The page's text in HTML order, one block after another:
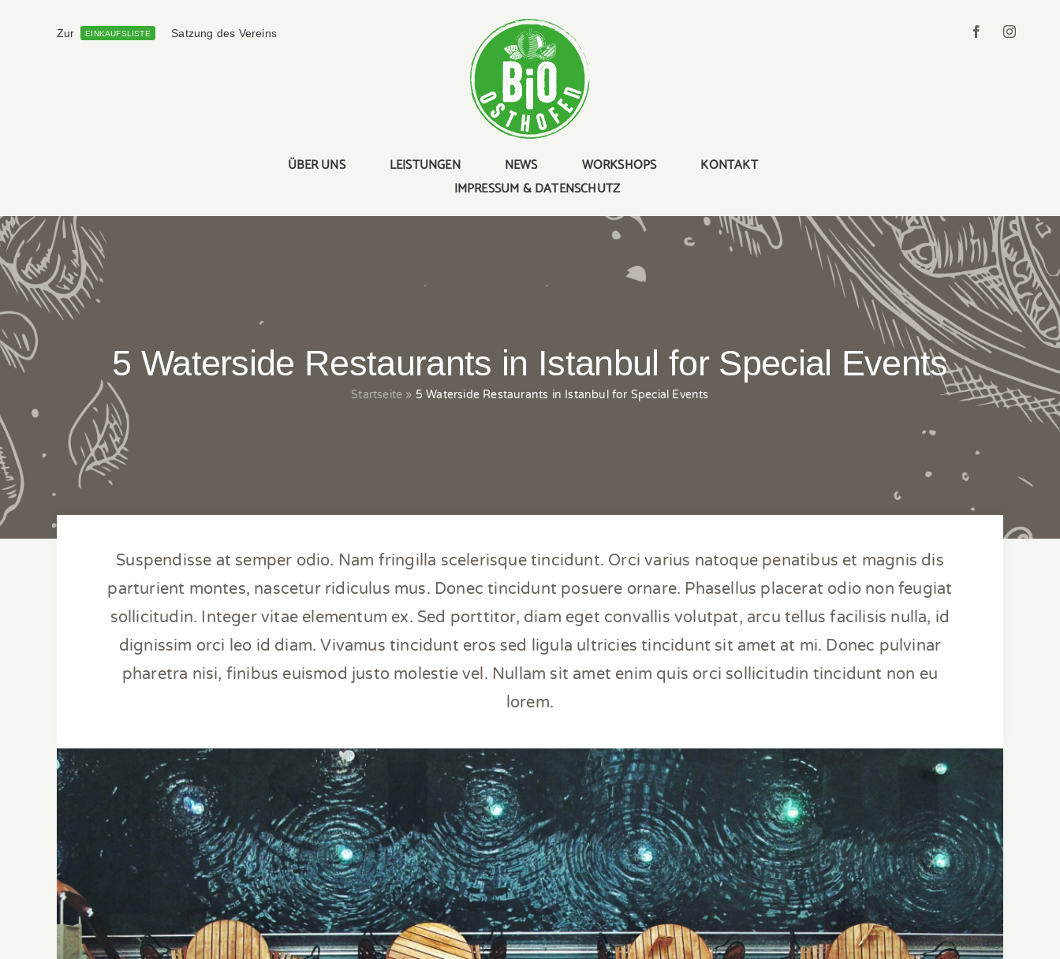
Zur EINKAUFSLISTE Satzung des Vereins
ÜBER UNS LEISTUNGEN NEWS WORKSHOPS
KONTAKT
IMPRESSUM & DATENSCHUTZ
5 Waterside Restaurants in Istanbul for Special Events
Startseite » 5 Waterside Restaurants in Istanbul for Special Events
Suspendisse at semper odio. Nam fringilla scelerisque tincidunt. Orci varius natoque penatibus et magnis dis
parturient montes, nascetur ridiculus mus. Donec tincidunt posuere ornare. Phasellus placerat odio non feugiat
sollicitudin. Integer vitae elementum ex. Sed porttitor, diam eget convallis volutpat, arcu tellus facilisis nulla, id
dignissim orci leo id diam. Vivamus tincidunt eros sed ligula ultricies tincidunt sit amet at mi. Donec pulvinar
pharetra nisi, finibus euismod justo molestie vel. Nullam sit amet enim quis orci sollicitudin tincidunt non eu
lorem.